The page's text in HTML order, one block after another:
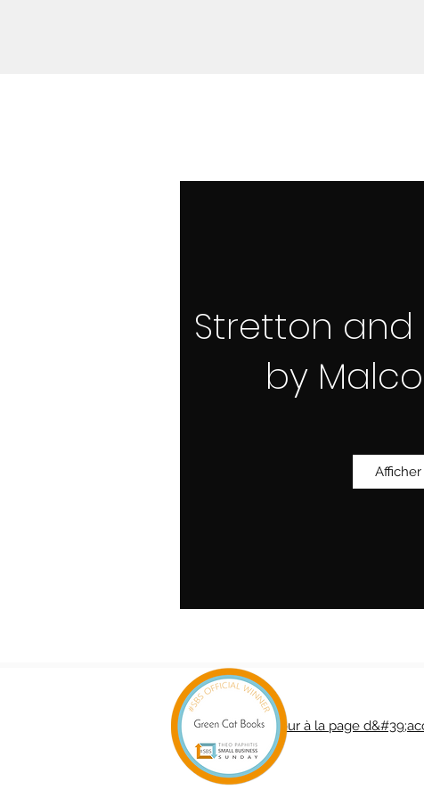
Stretton and
by
Retour à la page